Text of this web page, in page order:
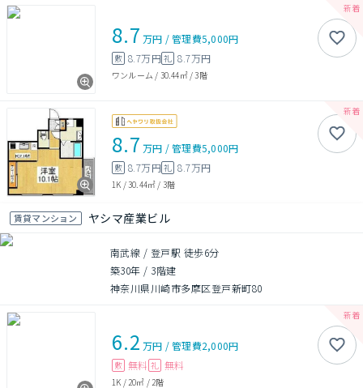
8.7 万円 /管理費5,000円
敷 8.7万円礼 8.7万円
ワンルーム / 30.44㎡/3階
8.7 万円 /管理費5,000円
敷 8.7万円礼 8.7万円
1K /30.44㎡ / 3階
賃貸マンション ヤシマ産業ビル
南武線 / 登戸駅 徒歩6分
築30年 / 3階建
神奈川県川崎市多摩区登戸新町80
6.2 万円 /管理費2,000円
敷 無料 礼 無料
1K / 20㎡ / 2階